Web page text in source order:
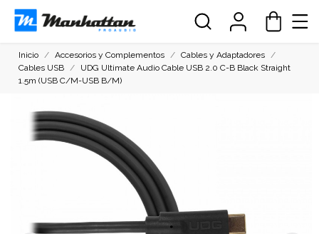
Inicio Accesorios y Complementos
Cables y Adaptadores
Cables USB
UDG Ultimate Audio Cable USB 2.0 C-B Black Straight
1.5m (USB C/M-USB B/M)